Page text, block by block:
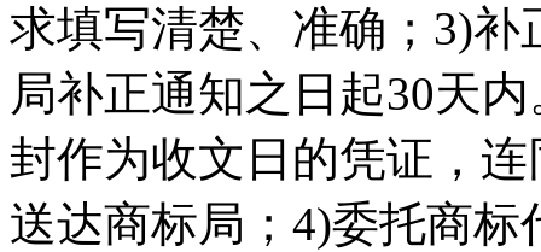
求填写清楚、准确；3)
局补正通知之日起30天
封作为收文日的凭证，
送达商标局；4)委托商